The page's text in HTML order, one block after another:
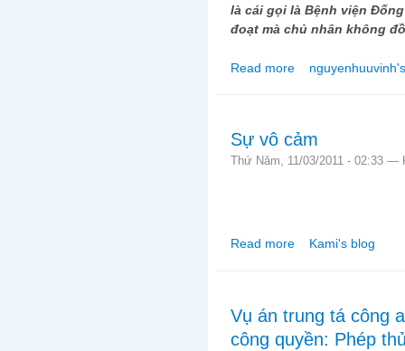
là cái gọi là Bệnh viện
đoạt mà chủ nhân không
Read more about Ý nghĩa của
Sự vô cảm
Thứ Năm, 11/03/2011 - 02:33 —
Read more about Sự vô cảm
Kami's blog
Vụ án trung tá công
công quyền: Phép